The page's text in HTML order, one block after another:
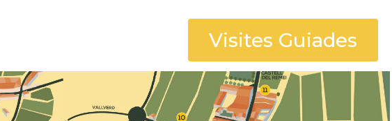
Visites Guiades